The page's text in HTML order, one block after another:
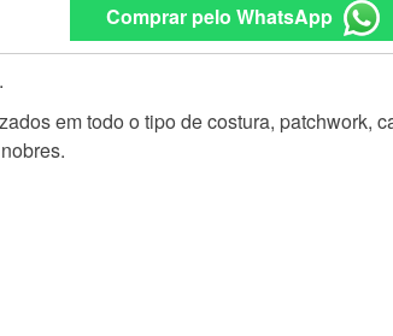
Comprar pelo WhatsApp
em todo o tipo de costura, patchwork,